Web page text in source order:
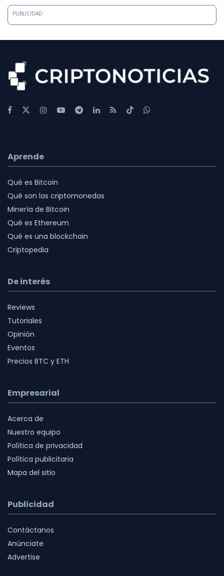
PUBLICIDAD
Aprende
Qué es Bitcoin
Qué son las criptomonedas
Minería de Bitcoin
Qué es Ethereum
Qué es una blockchain
Criptopedia
De interés
Reviews
Tutoriales
Opinión
Eventos
Precios BTC y ETH
Empresarial
Acerca de
Nuestro equipo
Política de privacidad
Política publicitaria
Mapa del sitio
Publicidad
Contáctanos
Anúnciate
Advertise